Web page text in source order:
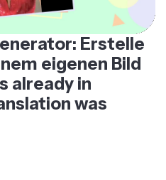
Erstelle
eigenen Bild
already in
was